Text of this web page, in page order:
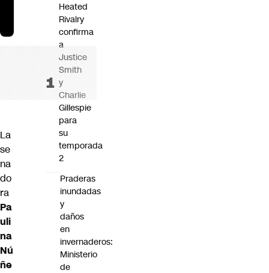
La
se
na
do
ra
Pa
uli
na
Nú
ñe
Heated
Rivalry
confirma
a
Justice
Smith
y
Charlie
Gillespie
para
su
temporada
2
Praderas
inundadas
y
daños
en
invernaderos:
Ministerio
de